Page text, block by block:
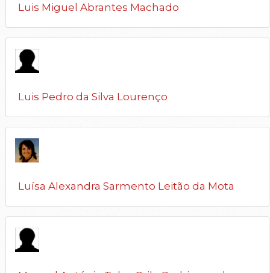
Luis Miguel Abrantes Machado
Luis Pedro da Silva Lourenço
Luísa Alexandra Sarmento Leitão da Mota